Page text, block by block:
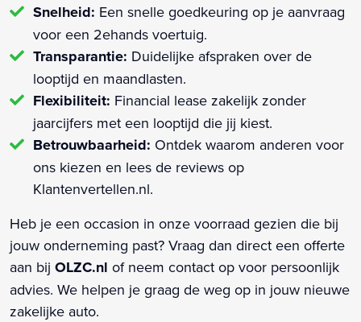
Snelheid: Een snelle goedkeuring op je aanvraag
voor een 2ehands voertuig.
Transparantie: Duidelijke afspraken over de
looptijd en maandlasten.
Flexibiliteit: Financial lease zakelijk zonder
jaarcijfers met een looptijd die jij kiest.
Betrouwbaarheid: Ontdek waarom anderen voor
ons kiezen en lees de reviews op
Klantenvertellen.nl.
Heb je een occasion in onze voorraad gezien die bij
jouw onderneming past? Vraag dan direct een offerte
aan bij OLZC.nl of neem contact op voor persoonlijk
advies. We helpen je graag de weg op in jouw nieuwe
zakelijke auto.